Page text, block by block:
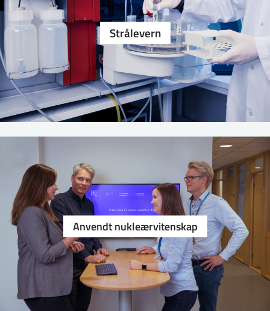
Strålevern
Anvendt nukleærvitenskap